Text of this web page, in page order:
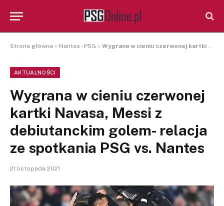
Strona główna » Nantes - PSG » Wygrana w cieniu czerwonej kartki Navasa, Messi z debiutanckim golem- relacja ze spotkania PSG vs. Nantes
AKTUALNOŚCI
Wygrana w cieniu czerwonej
kartki Navasa, Messi z
debiutanckim golem- relacja
ze spotkania PSG vs. Nantes
21 listopada 2021